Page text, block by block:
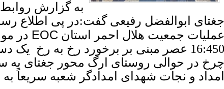
به گزارش
جغتای ابوالفضل رفیعی گفت:در پی اطلاع
عملیات جمعیت هلال احمر استان EOC
16:450 عصر مبنی بر برخورد رخ به رخ یک
امداد و نجات شهدای امدادگر شعبه سریعاً